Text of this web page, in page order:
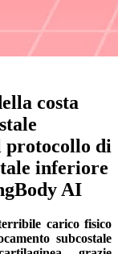
costa
protocollo di
inferiore
AI
carico fisico
subcostale